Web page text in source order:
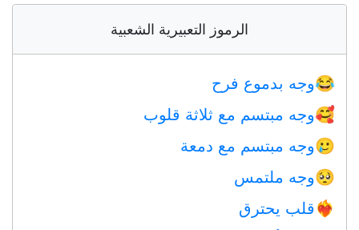
الرموز التعبيرية الشعبية
😂وجه بدموع فرح
🥰وجه مبتسم مع ثلاثة قلوب
🥲وجه مبتسم مع دمعة
🥺وجه ملتمس
❤️‍🔥 قلب يحترق